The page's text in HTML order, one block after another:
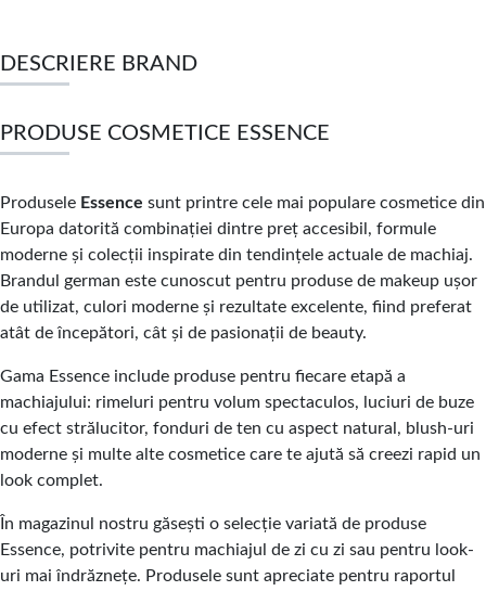
DESCRIERE BRAND
PRODUSE COSMETICE ESSENCE
Produsele Essence sunt printre cele mai populare cosmetice din
Europa datorită combinației dintre preț accesibil, formule
moderne și colecții inspirate din tendințele actuale de machiaj.
Brandul german este cunoscut pentru produse de makeup ușor
de utilizat, culori moderne și rezultate excelente, fiind preferat
atât de începători, cât și de pasionații de beauty.
Gama Essence include produse pentru fiecare etapă a
machiajului: rimeluri pentru volum spectaculos, luciuri de buze
cu efect strălucitor, fonduri de ten cu aspect natural, blush-uri
moderne și multe alte cosmetice care te ajută să creezi rapid un
look complet.
În magazinul nostru găsești o selecție variată de produse
Essence, potrivite pentru machiajul de zi cu zi sau pentru look-
uri mai îndrăznețe. Produsele sunt apreciate pentru raportul